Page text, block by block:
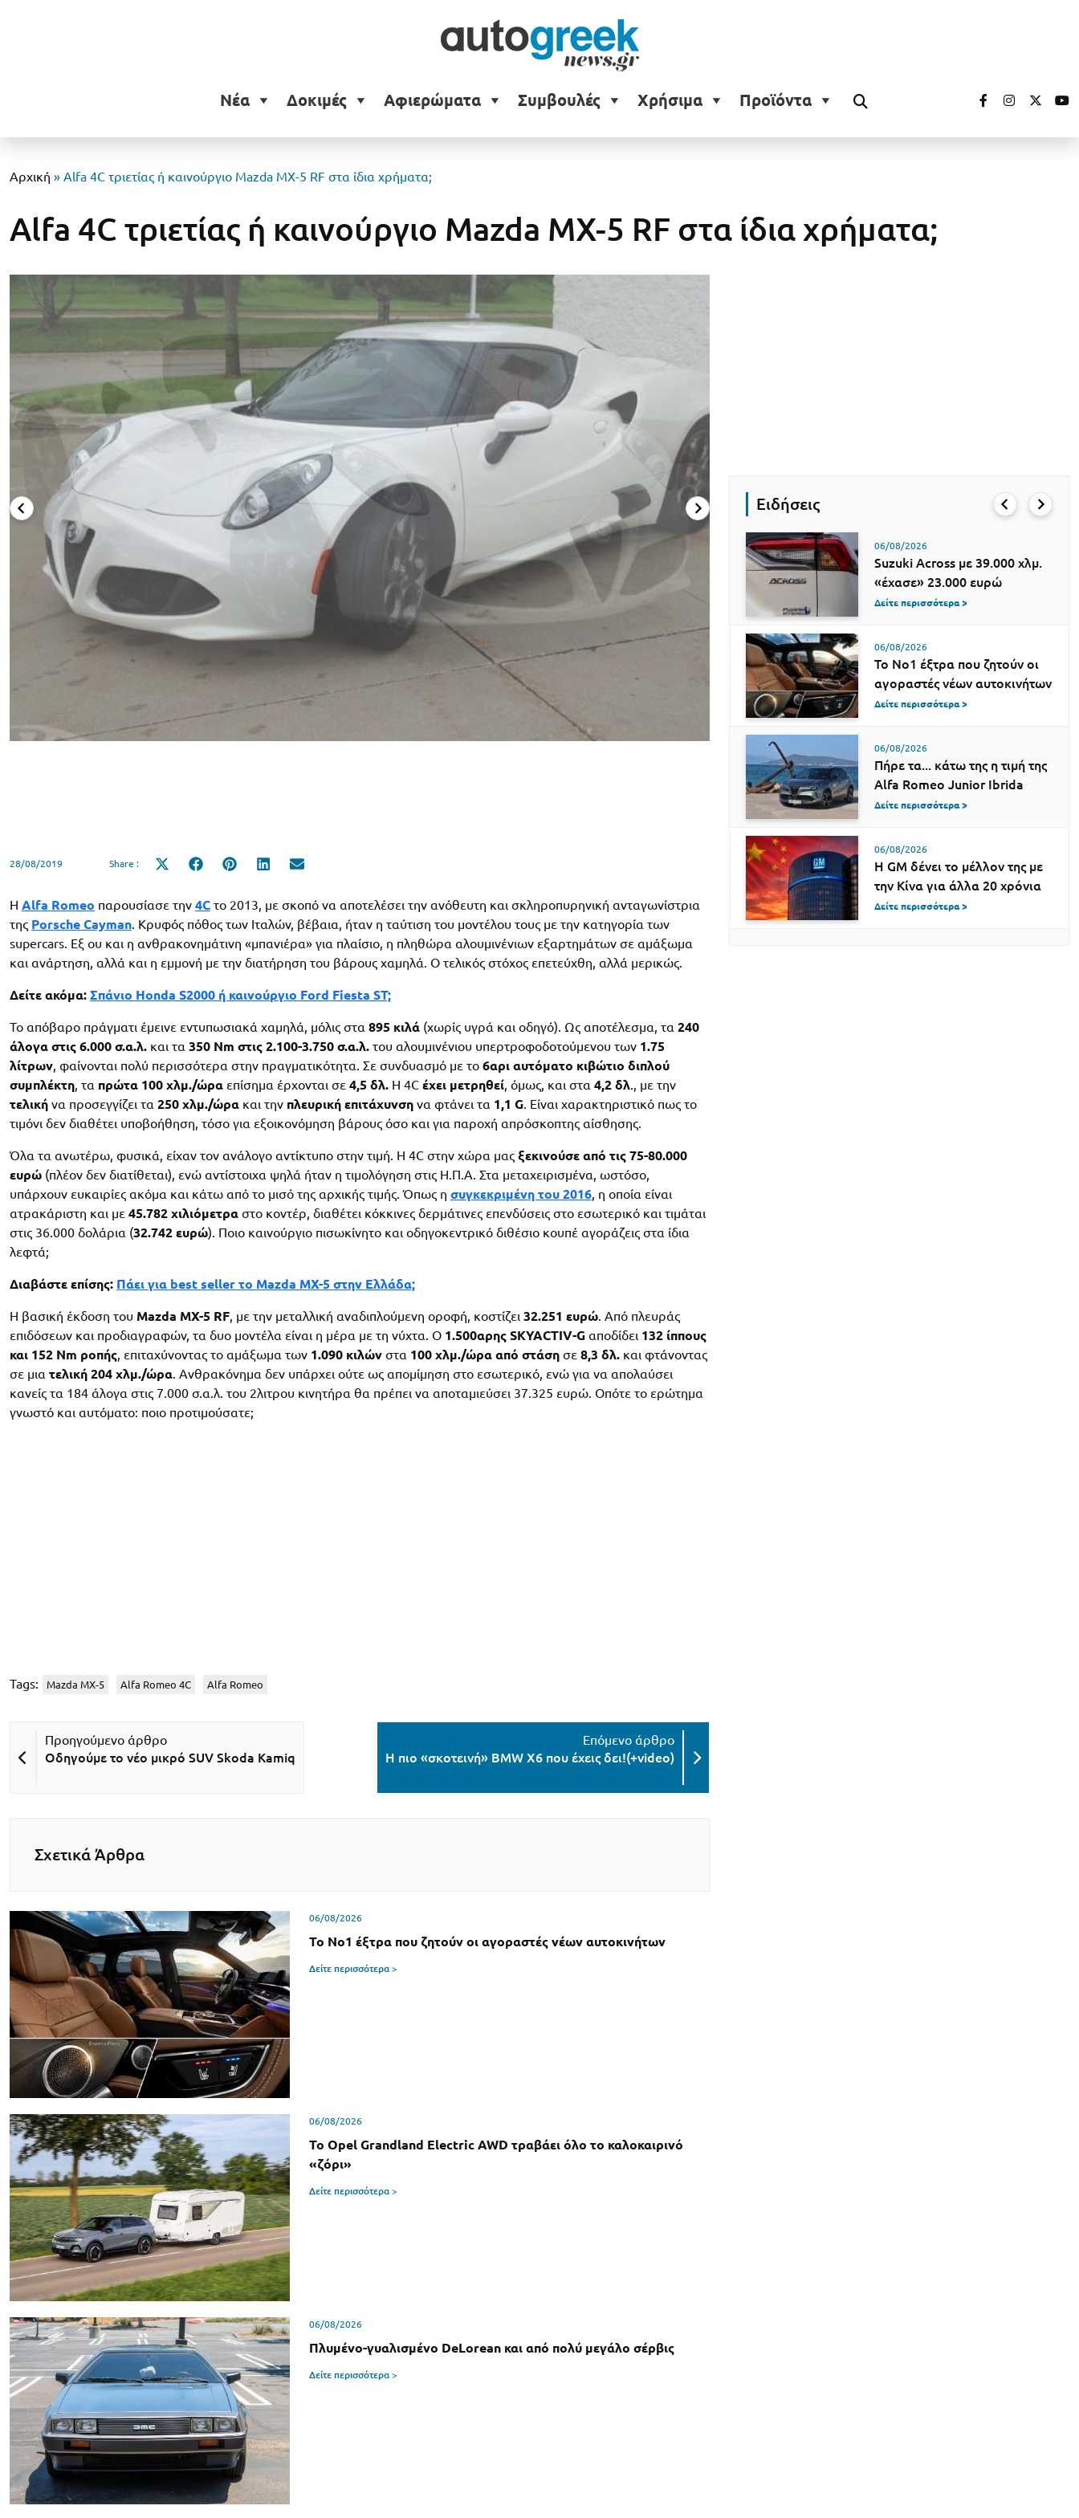
Νέα Δοκιμές Αφιερώματα Συμβουλές Χρήσιμα Προϊόντα
Αρχική » Alfa 4C τριετίας ή καινούργιο Mazda MX-5 RF στα ίδια χρήματα;
Alfa 4C τριετίας ή καινούργιο Mazda MX-5 RF στα ίδια χρήματα;
28/08/2019 Share :
Share
Share
Share
Share
Η Alfa Romeo παρουσίασε την 4C το 2013, με σκοπό να αποτελέσει την ανόθευτη και σκληροπυρηνική ανταγωνίστρια
της Porsche Cayman. Κρυφός πόθος των Ιταλών, βέβαια, ήταν η ταύτιση του μοντέλου τους με την κατηγορία των
supercars. Εξ ου και η ανθρακονημάτινη «μπανιέρα» για πλαίσιο, η πληθώρα αλουμινένιων εξαρτημάτων σε αμάξωμα
και ανάρτηση, αλλά και η εμμονή με την διατήρηση του βάρους χαμηλά. Ο τελικός στόχος επετεύχθη, αλλά μερικώς.
Δείτε ακόμα: Σπάνιο Honda S2000 ή καινούργιο Ford Fiesta ST;
Το απόβαρο πράγματι έμεινε εντυπωσιακά χαμηλά, μόλις στα 895 κιλά (χωρίς υγρά και οδηγό). Ως αποτέλεσμα, τα 240
άλογα στις 6.000 σ.α.λ. και τα 350 Nm στις 2.100-3.750 σ.α.λ. του αλουμινένιου υπερτροφοδοτούμενου των 1.75
λίτρων, φαίνονται πολύ περισσότερα στην πραγματικότητα. Σε συνδυασμό με το 6αρι αυτόματο κιβώτιο διπλού
συμπλέκτη, τα πρώτα 100 χλμ./ώρα επίσημα έρχονται σε 4,5 δλ. Η 4C έχει μετρηθεί, όμως, και στα 4,2 δλ., με την
τελική να προσεγγίζει τα 250 χλμ./ώρα και την πλευρική επιτάχυνση να φτάνει τα 1,1 G. Είναι χαρακτηριστικό πως το
τιμόνι δεν διαθέτει υποβοήθηση, τόσο για εξοικονόμηση βάρους όσο και για παροχή απρόσκοπτης αίσθησης.
Όλα τα ανωτέρω, φυσικά, είχαν τον ανάλογο αντίκτυπο στην τιμή. Η 4C στην χώρα μας ξεκινούσε από τις 75-80.000
ευρώ (πλέον δεν διατίθεται), ενώ αντίστοιχα ψηλά ήταν η τιμολόγηση στις Η.Π.Α. Στα μεταχειρισμένα, ωστόσο,
υπάρχουν ευκαιρίες ακόμα και κάτω από το μισό της αρχικής τιμής. Όπως η συγκεκριμένη του 2016, η οποία είναι
ατρακάριστη και με 45.782 χιλιόμετρα στο κοντέρ, διαθέτει κόκκινες δερμάτινες επενδύσεις στο εσωτερικό και τιμάται
στις 36.000 δολάρια (32.742 ευρώ). Ποιο καινούργιο πισωκίνητο και οδηγοκεντρικό διθέσιο κουπέ αγοράζεις στα ίδια
λεφτά;
Διαβάστε επίσης: Πάει για best seller το Mazda MX-5 στην Ελλάδα;
H βασική έκδοση του Mazda MX-5 RF, με την μεταλλική αναδιπλούμενη οροφή, κοστίζει 32.251 ευρώ. Από πλευράς
επιδόσεων και προδιαγραφών, τα δυο μοντέλα είναι η μέρα με τη νύχτα. Ο 1.500αρης SKYACTIV-G αποδίδει 132 ίππους
και 152 Nm ροπής, επιταχύνοντας το αμάξωμα των 1.090 κιλών στα 100 χλμ./ώρα από στάση σε 8,3 δλ. και φτάνοντας
σε μια τελική 204 χλμ./ώρα. Ανθρακόνημα δεν υπάρχει ούτε ως απομίμηση στο εσωτερικό, ενώ για να απολαύσει
κανείς τα 184 άλογα στις 7.000 σ.α.λ. του 2λιτρου κινητήρα θα πρέπει να αποταμιεύσει 37.325 ευρώ. Οπότε το ερώτημα
γνωστό και αυτόματο: ποιο προτιμούσατε;
Tags: Mazda MX-5 Alfa Romeo 4C Alfa Romeo
Οδηγούμε το νέο μικρό SUV Skoda Kamiq Η πιο «σκοτεινή» BMW X6 που έχεις δει!(+video)
Σχετικά Άρθρα
06/08/2026
Το Νο1 έξτρα που ζητούν οι αγοραστές νέων αυτοκινήτων
Δείτε περισσότερα >
06/08/2026
Το Opel Grandland Electric AWD τραβάει όλο το καλοκαιρινό
«ζόρι»
Δείτε περισσότερα >
06/08/2026
Πλυμένο-γυαλισμένο DeLorean και από πολύ μεγάλο σέρβις
Δείτε περισσότερα >
Ειδήσεις
06/08/2026
Suzuki Across με 39.000 χλμ.
«έχασε» 23.000 ευρώ
Δείτε περισσότερα >
06/08/2026
Το Νο1 έξτρα που ζητούν οι
αγοραστές νέων αυτοκινήτων
Δείτε περισσότερα >
06/08/2026
Πήρε τα... κάτω της η τιμή της
Alfa Romeo Junior Ibrida
Δείτε περισσότερα >
06/08/2026
Η GM δένει το μέλλον της με
την Κίνα για άλλα 20 χρόνια
Δείτε περισσότερα >